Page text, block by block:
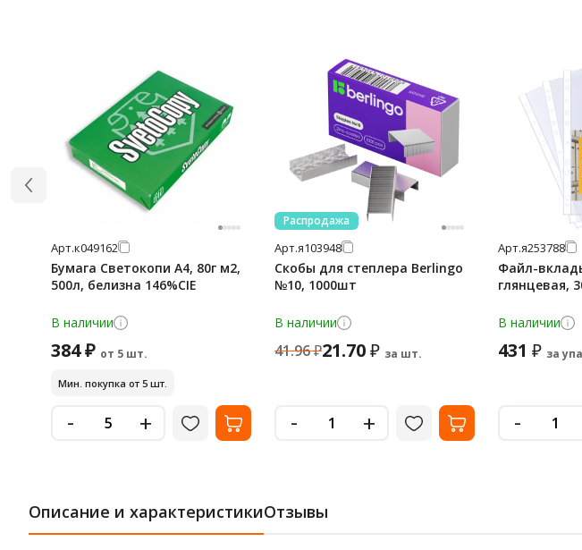
Арт.к049162
Бумага Светокопи А4, 80г м2,
500л, белизна 146%CIE
В наличии
384 ₽ от 5 шт.
Мин. покупка от 5 шт.
- +
Распродажа
Арт.я103948
Скобы для степлера Berlingo
№10, 1000шт
В наличии
41.96₽21.70₽ за шт.
- +
Арт.я253788
Файл-
глянцевая,
В наличии
431 ₽ за
-
Описание и характеристикиОтзывы